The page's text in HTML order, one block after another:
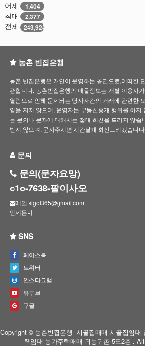
어제 1,404
최대 2,377
전체 243,924
농촌 빈집은행
농촌 빈집은행은 개인이 운영하는 공간으로,어떠한
관합니다. 농촌빈집은행의 매물정보는 개별 이용자
열람으로 인해 문제되는 당사자간의 거래에 관련한
임을 지지 않으며, 운영자는 부동산중개 행위를 하지
는 문의나 문자에 대해서는 절대 회신을 드리지 않습
받지 않으며, 문자주시면 시간날때 회신드리겠습니다.
문의
문의(문자요망)
o1o-7638-팔이사오
메일 sigol365@gmail.com
언제든지
SNS
페이스북
트위터
인스타그램
유투브
구글
Copyright © 농촌빈집은행- 시골집매매 시골집임대
택임대 농가주택매매 귀농귀촌 5도2촌 . All